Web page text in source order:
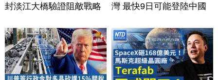
封淡江大橋驗證阻敵戰略
灣 最快9日可能登陸中國